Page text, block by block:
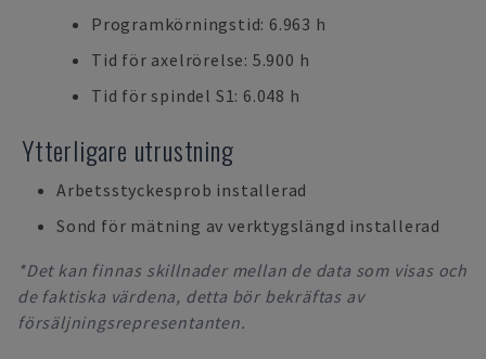
Programkörningstid: 6.963 h
Tid för axelrörelse: 5.900 h
Tid för spindel S1: 6.048 h
Ytterligare utrustning
Arbetsstyckesprob installerad
Sond för mätning av verktygslängd installerad
*Det kan finnas skillnader mellan de data som visas och
de faktiska värdena, detta bör bekräftas av
försäljningsrepresentanten.